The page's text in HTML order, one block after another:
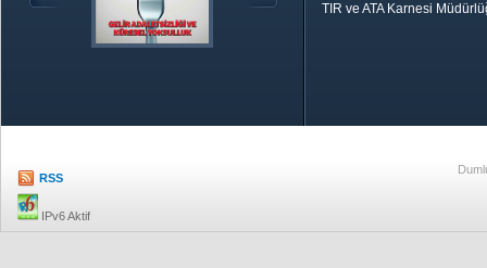
TIR ve ATA Karnesi
RSS
IPv6 Aktif